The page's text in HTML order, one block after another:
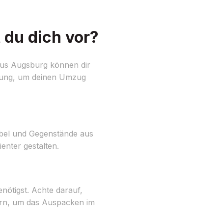
dich vor?
Augsburg können dir
um deinen Umzug
und Gegenstände aus
gestalten.
Achte darauf,
um das Auspacken im